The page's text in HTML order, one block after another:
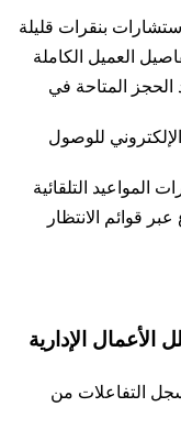
بنقرات قليلة
الحجز المتاحة في
للوصول
المواعيد التلقائية
قوائم الانتظار
الإدارية
التفاعلات من